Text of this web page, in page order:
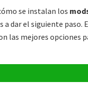
se instalan los
a dar el siguiente paso.
las mejores opciones